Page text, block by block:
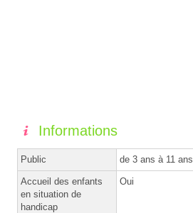
Informations
Public de 3 ans à 11 ans
Accueil des enfants
en situation de
handicap
Oui